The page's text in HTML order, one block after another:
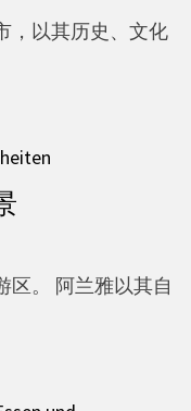
，以其历史、文化
区。 阿兰雅以其自